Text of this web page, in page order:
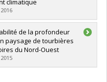
climatique
de la profondeur
paysage de tourbières
du Nord-Ouest